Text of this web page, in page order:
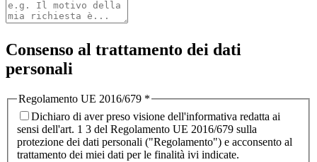
Consenso al trattamento dei dati
personali
Regolamento UE 2016/679 *
Dichiaro di aver preso visione dell'informativa redatta ai
sensi dell'art. 1 3 del Regolamento UE 2016/679 sulla
protezione dei dati personali ("Regolamento") e acconsento al
trattamento dei miei dati per le finalità ivi indicate.